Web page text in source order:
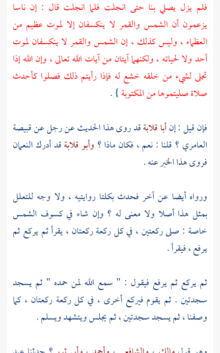
فلم يزل يصلي بنا حتى انجلت فلما انجلت قال : إن ناسا
يزعمون أن الشمس والقمر لا ينكسفان إلا لموت عظيم من
العظماء ، وليس كذلك ، إن الشمس والقمر لا ينكسفان لموت
أحد ولا لحياته ، ولكنهما آيتان من آيات الله تعالى ، وإن الله إذا
تجلى لشيء من خلقه خشع له فإذا رأيتم ذلك فصلوا كأحدث
صلاة صليتموها من المكتوبة} .
فإن قيل : إنأبا قلابةقد روى هذا الحديث عن رجل عنقبيصة
العامري ؟ قلنا : نعم ، فكان ماذا ؟ وأبو قلابةقد أدرك النعمان
فروى هذا الخبر عنه .
ورواه أيضا عن آخر فحدث بكلتا روايتيه ، ولا وجه للتعلل
بمثل هذا أصلا ولا معنى له ؟ وإن شاء في كسوف الشمس
خاصة : صلى ركعتين ، في كل ركعة ركعتان ، يقرأ ثم يركع ثم
يرفع ، فيقرأ .
ثم يركع ثم يرفع فيقول : " سمع الله لمن حمده " ثم يسجد
سجدتين . ثم يقوم فيركع أخرى ، في كل ركعة ركعتان ، كما
وصفنا ، ثم يسجد سجدتين ، ثم يجلس ويتشهد ويسلم .